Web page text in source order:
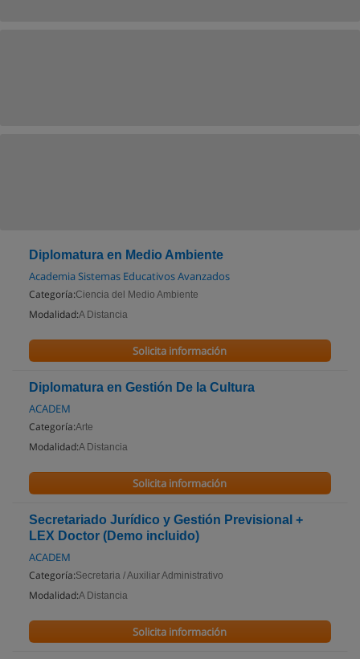
Diplomatura en Medio Ambiente
Academia Sistemas Educativos Avanzados
Categoría:Ciencia del Medio Ambiente
Modalidad:A Distancia
Solicita información
Diplomatura en Gestión De la Cultura
ACADEM
Categoría:Arte
Modalidad:A Distancia
Solicita información
Secretariado Jurídico y Gestión Previsional +
LEX Doctor (Demo incluido)
ACADEM
Categoría:Secretaria / Auxiliar Administrativo
Modalidad:A Distancia
Solicita información